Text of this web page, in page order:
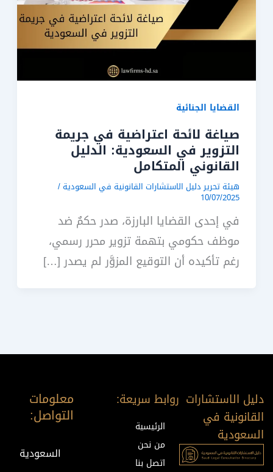
القضايا الجنائية
صياغة لائحة اعتراضية في جريمة
التزوير في السعودية​: الدليل
القانوني المتكامل
هيئة تحرير دليل الاستشارات القانونية في السعودية /
10/07/2025
في إحدى القضايا البارزة، صدر حكمٌ ضد
موظف حكومي بتهمة تزوير محرر رسمي،
رغم تأكيده أن التوقيع المزوَّر لم يصدر […]
دليل الاستشارات
القانونية في
السعودية
روابط سريعة:
الرئيسية
من نحن
اتصل بنا
معلومات
التواصل:
السعودية